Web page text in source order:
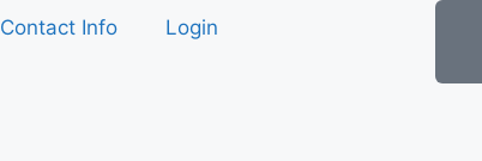
Contact Info Login